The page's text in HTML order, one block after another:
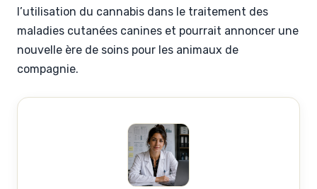
l’utilisation du cannabis dans le traitement des
maladies cutanées canines et pourrait annoncer une
nouvelle ère de soins pour les animaux de
compagnie.